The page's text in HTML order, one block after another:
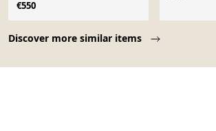
Discover more similar items
€550